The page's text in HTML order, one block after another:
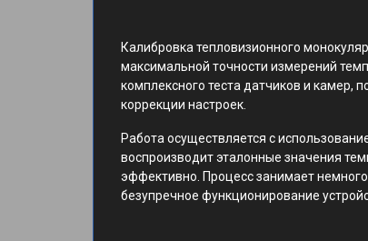
Калибровка тепловизионного
максимальной точности измерений
комплексного теста датчиков и камер,
коррекции настроек.
Работа осуществляется с
воспроизводит эталонные значения
эффективно. Процесс занимает
безупречное функционирование